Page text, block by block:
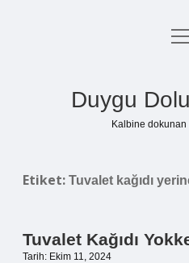
Duygu
Kalbine
Etiket: Tuvalet kağıdı
Tuvalet Kağıdı
Tarih: Ekim 11, 2024